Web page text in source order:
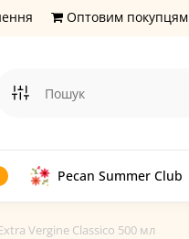
Оптовим покупцям
Pecan Summer Club
Vergine Classico 500 мл